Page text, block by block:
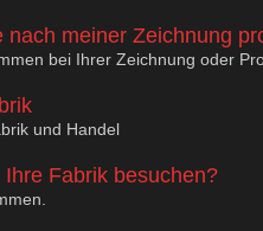
nach meiner Zeichnung
bei Ihrer Zeichnung oder
und Handel
Fabrik besuchen?